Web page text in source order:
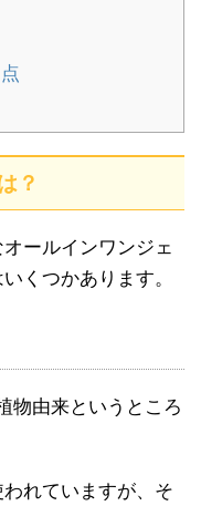
？
ールインワンジェ
くつかあります。
物由来というところ
れていますが、そ